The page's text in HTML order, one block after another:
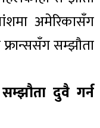
अमेरिकासँग
सम्झौता
दुवै गर्न